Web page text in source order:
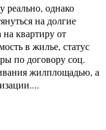
реально, однако
на долгие
квартиру от
в жилье, статус
по договору соц.
жилплощадью, а